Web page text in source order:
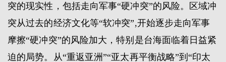
突的现实性，包括走向军事“硬冲突”的风险。区域冲
突从过去的经济文化等“软冲突”,开始逐步走向军事
摩擦“硬冲突”的风险加大，特别是台海面临着日益紧
迫的局势。从“重返亚洲”“亚太再平衡战略”到“印太